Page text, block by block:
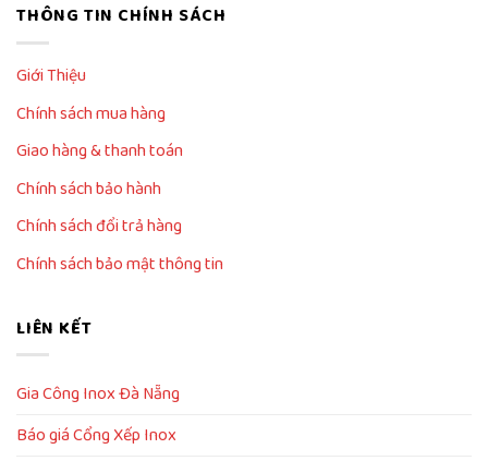
THÔNG TIN CHÍNH SÁCH
Giới Thiệu
Chính sách mua hàng
Giao hàng & thanh toán
Chính sách bảo hành
Chính sách đổi trả hàng
Chính sách bảo mật thông tin
LIÊN KẾT
Gia Công Inox Đà Nẵng
Báo giá Cổng Xếp Inox